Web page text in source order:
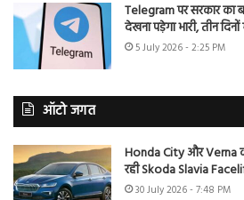
Telegram पर सरकार का
देखना पड़ेगा भारी, तीन
5 July 2026 - 2:25 PM
ऑटो जगत
Honda City और Verna
रही Skoda Slavia
30 July 2026 - 7:48 PM